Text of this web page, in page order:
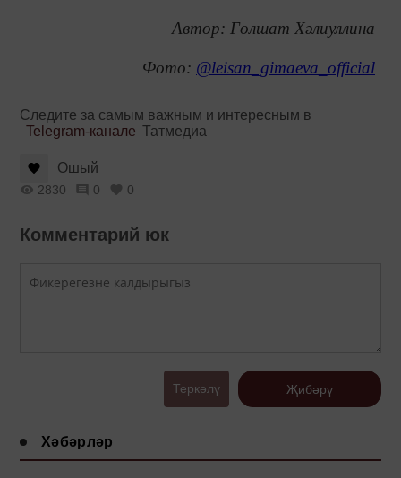
Автор: Гөлшат Хәлиуллина
Фото: @leisan_gimaeva_official
Следите за самым важным и интересным в
Telegram-канале Татмедиа
Ошый
2830 0 0
Комментарий юк
Теркәлү Җибәрү
Хәбәрләр